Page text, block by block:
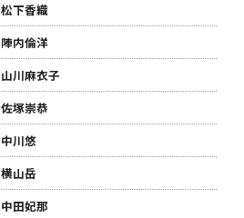
松下香織
陣内倫洋
山川麻衣子
佐塚崇恭
中川悠
横山岳
中田妃那